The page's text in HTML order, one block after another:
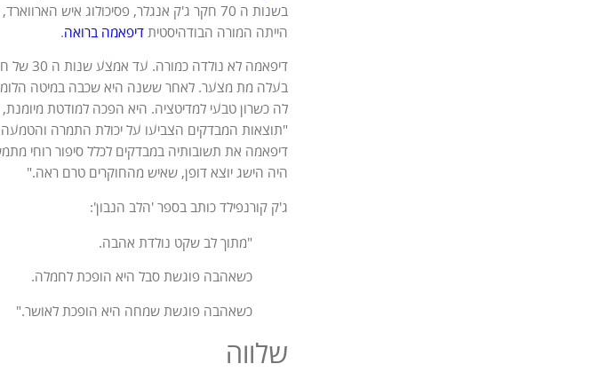
בשנות ה 70 חקר ג'ק אנגלר, פסיכולוג איש
הייתה המורה הבודהיסטיתדיפאמה ברואה.
בעלה מת מצער. לאחר ששנה היא שכבה במיטה
לה כשרון טבעי למדיטציה. היא הפכה למודטת
"תוצאות המבדקים הצביעו על יכולת התמרה והטמעה
דיפאמה את תשובותיה במבדקים לכלל סיפור רוחי
היה הישג יוצא דופן, שאיש מהחוקרים טרם ראה."
ג'ק קורנפילד כותב בספר 'הלב הנבון':
"מתוך לב שקט נולדת אהבה.
כשאהבה פוגשת סבל היא הופכת לחמלה.
כשאהבה פוגשת שמחה היא הופכת לאושר."
שלווה